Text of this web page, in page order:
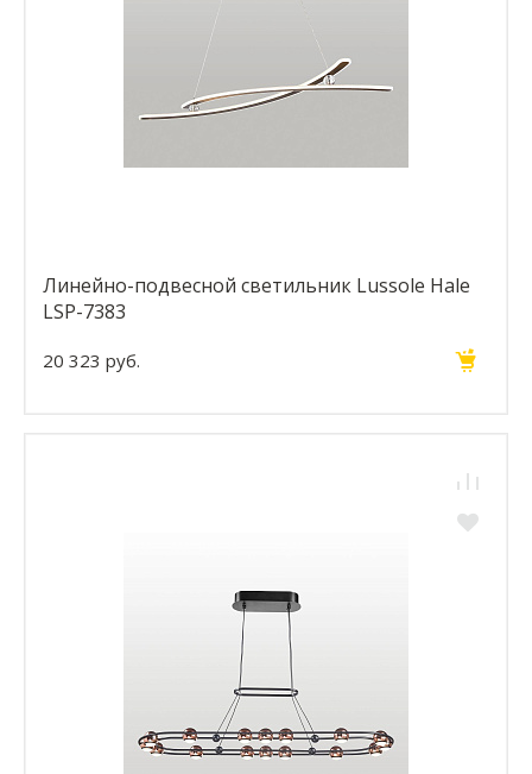
Линейно-подвесной светильник Lussole Hale
LSP-7383
20 323 руб.